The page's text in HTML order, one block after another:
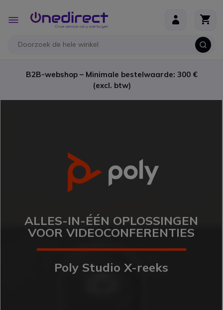
Toggle
Nav
B2B-webshop – Minimale bestelwaarde: 300 €
(excl. btw)
ALLES-IN-ÉÉN OPLOSSINGEN
VOOR VIDEOCONFERENTIES
Poly Studio X-reeks